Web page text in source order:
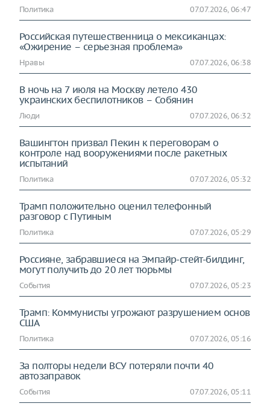
Политика 07.07.2026, 06:47
Российская путешественница о мексиканцах:
«Ожирение – серьезная проблема»
Нравы 07.07.2026, 06:38
В ночь на 7 июля на Москву летело 430
украинских беспилотников – Собянин
Люди 07.07.2026, 06:32
Вашингтон призвал Пекин к переговорам о
контроле над вооружениями после ракетных
испытаний
Политика 07.07.2026, 05:32
Трамп положительно оценил телефонный
разговор с Путиным
Политика 07.07.2026, 05:29
Россияне, забравшиеся на Эмпайр-стейт-билдинг,
могут получить до 20 лет тюрьмы
События 07.07.2026, 05:23
Трамп: Коммунисты угрожают разрушением основ
США
Политика 07.07.2026, 05:16
За полторы недели ВСУ потеряли почти 40
автозаправок
События 07.07.2026, 05:11